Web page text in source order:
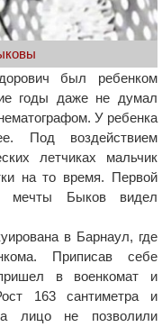
был ребенком
годы даже не думал
У ребенка
Под воздействием
летчиках мальчик
на то время. Первой
мечты Быков видел
в Барнаул, где
Приписав себе
в военкомат и
163 сантиметра и
лицо не позволили